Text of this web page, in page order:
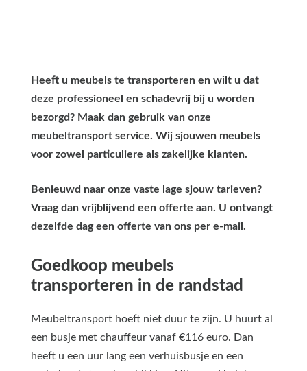
Heeft u meubels te transporteren en wilt u dat
deze professioneel en schadevrij bij u worden
bezorgd? Maak dan gebruik van onze
meubeltransport service. Wij sjouwen meubels
voor zowel particuliere als zakelijke klanten.
Benieuwd naar onze vaste lage sjouw tarieven?
Vraag dan vrijblijvend een offerte aan. U ontvangt
dezelfde dag een offerte van ons per e-mail.
Goedkoop meubels
transporteren in de randstad
Meubeltransport hoeft niet duur te zijn. U huurt al
een busje met chauffeur vanaf €116 euro. Dan
heeft u een uur lang een verhuisbusje en een